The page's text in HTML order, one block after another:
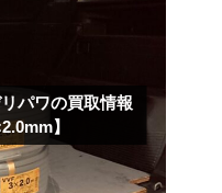
パワの買取情報
】